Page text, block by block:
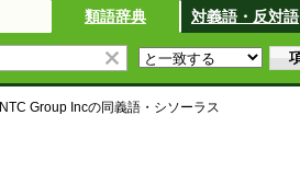
類語辞典 対義語・反対語
NTC Group Incの同義語・シソーラス